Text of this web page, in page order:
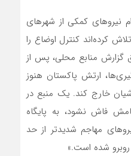
نیروهای کمکی از شهرهای
کرده‌اند کنترل اوضاع را
گزارش منابع محلی، پس از
ارتش پاکستان هنوز
خارج کند. یک منبع در
فاش نشود، به پایگاه
مهاجم شدیدتر از حد
شده است.»